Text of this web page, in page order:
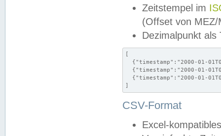
Zeitstempel im
(Offset von MEZ/
Dezimalpunkt als
[
{"timestamp":"2000-01-
{"timestamp":"2000-01-
{"timestamp":"2000-01-
]
CSV-Format
Excel-